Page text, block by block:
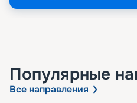
Популярные
Все направления